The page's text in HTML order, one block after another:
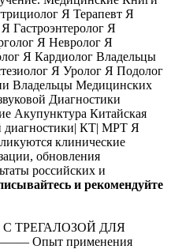
Я Терапевт Я
Гастроэнтеролог Я
Я Невролог Я
Я Кардиолог Владельцы
Я Уролог Я Подолог
Владельцы Медицинских
Диагностики
Акупунктура Китайская
диагностики| КТ| МРТ Я
клинические
обновления
российских и
и рекомендуйте
ТРЕГАЛОЗОЙ ДЛЯ
применения